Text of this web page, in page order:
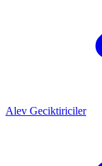
Alev Geciktiriciler